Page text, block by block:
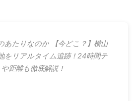
あたりなのか 【今どこ？】横山
をリアルタイム追跡！24時間テ
距離も徹底解説！